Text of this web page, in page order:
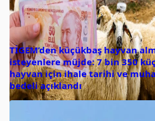
TİGEM’den küçükbaş hayvan
isteyenlere müjde: 7 bin 350
hayvan için ihale tarihi ve
bedeli açıklandı